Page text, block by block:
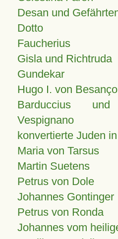
Desan und
Dotto
Faucherius
Gisla und Richtruda
Gundekar
Hugo I. von
Barduccius
Vespignano
konvertierte Juden
Maria von Tarsus
Martin Suetens
Petrus von Dole
Johannes Gontinger
Petrus von Ronda
Johannes vom